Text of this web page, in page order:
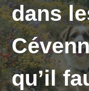
dans
qu’il